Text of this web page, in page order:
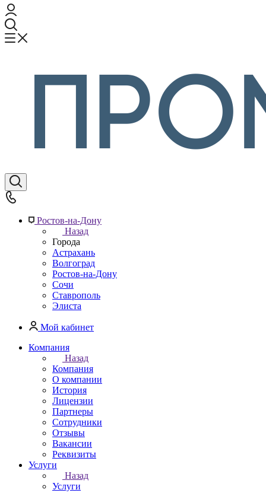
Ростов-на-Дону
Назад
Города
Астрахань
Волгоград
Ростов-на-Дону
Сочи
Ставрополь
Элиста
Мой кабинет
Компания
Назад
Компания
О компании
История
Лицензии
Партнеры
Сотрудники
Отзывы
Вакансии
Реквизиты
Услуги
Назад
Услуги